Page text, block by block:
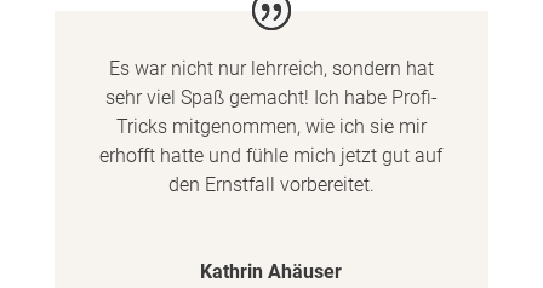
Es war nicht nur lehrreich, sondern hat
sehr viel Spaß gemacht! Ich habe Profi-
Tricks mitgenommen, wie ich sie mir
erhofft hatte und fühle mich jetzt gut auf
den Ernstfall vorbereitet.
Kathrin Ahäuser